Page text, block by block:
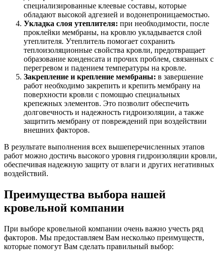
специализированные клеевые составы, которые
обладают высокой адгезией и водонепроницаемостью.
Укладка слоя утеплителя: при необходимости, после
проклейки мембраны, на кровлю укладывается слой
утеплителя. Утеплитель помогает сохранить
теплоизоляционные свойства кровли, предотвращает
образование конденсата и прочих проблем, связанных с
перегревом и падением температуры на кровле.
Закрепление и крепление мембраны: в завершение
работ необходимо закрепить и крепить мембрану на
поверхности кровли с помощью специальных
крепежных элементов. Это позволит обеспечить
долговечность и надежность гидроизоляции, а также
защитить мембрану от повреждений при воздействии
внешних факторов.
В результате выполнения всех вышеперечисленных этапов
работ можно достичь высокого уровня гидроизоляции кровли,
обеспечивая надежную защиту от влаги и других негативных
воздействий.
Преимущества выбора нашей
кровельной компании
При выборе кровельной компании очень важно учесть ряд
факторов. Мы предоставляем Вам несколько преимуществ,
которые помогут Вам сделать правильный выбор: